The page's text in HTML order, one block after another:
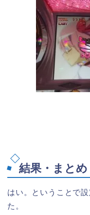
結果・まとめ
はい。ということで
た。